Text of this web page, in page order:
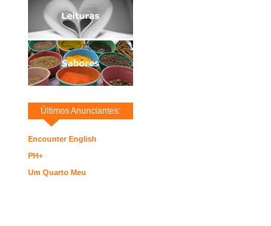
Últimos Anunciantes:
Encounter English
PH+
Um Quarto Meu